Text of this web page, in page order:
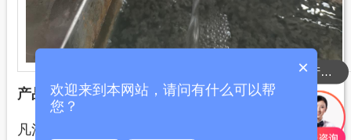
产品清单
凡清脱色剂，氢氧化钙，
可以介绍下你们的产品么？
×
欢迎来到本网站，请问有什么可以帮
您？